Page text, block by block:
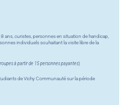
ans, curistes, personnes en situation de handicap,
individuels souhaitant la visite libre de la
à partir de 15 personnes payantes)
de Vichy Communauté sur la période